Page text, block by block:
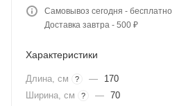
Самовывоз сегодня - бесплатно
Доставка завтра - 500 ₽
Характеристики
Длина, см ? —
170
Ширина, см
? — 70